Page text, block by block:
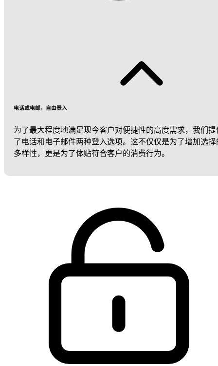
电话或电邮，自由登入
为了最大程度地满足现今客户对便捷性的高度需求，我们提
了电话和电子邮件两种登入选项。这不仅仅是为了增加选择
多样性，更是为了体贴符合客户的消费行为。